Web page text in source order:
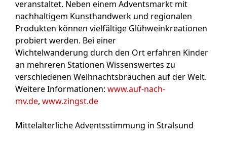
veranstaltet. Neben einem Adventsmarkt mit
nachhaltigem Kunsthandwerk und regionalen
Produkten können vielfältige Glühweinkreationen
probiert werden. Bei einer
Wichtelwanderung durch den Ort erfahren Kinder
an mehreren Stationen Wissenswertes zu
verschiedenen Weihnachtsbräuchen auf der Welt.
Weitere Informationen: www.auf-nach-
mv.de, www.zingst.de
Mittelalterliche Adventsstimmung in Stralsund